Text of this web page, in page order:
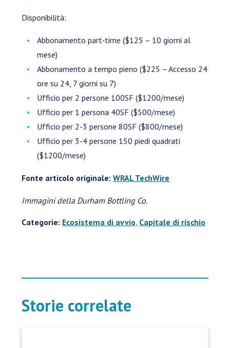
Disponibilità:
Abbonamento part-time ($125 – 10 giorni al
mese)
Abbonamento a tempo pieno ($225 – Accesso 24
ore su 24, 7 giorni su 7)
Ufficio per 2 persone 100SF ($1200/mese)
Ufficio per 1 persona 40SF ($500/mese)
Ufficio per 2-3 persone 80SF ($800/mese)
Ufficio per 3-4 persone 150 piedi quadrati
($1200/mese)
Fonte articolo originale:WRAL TechWire
Immagini della Durham Bottling Co.
Categorie: Ecosistema di avvio Capitale di rischio
Storie correlate